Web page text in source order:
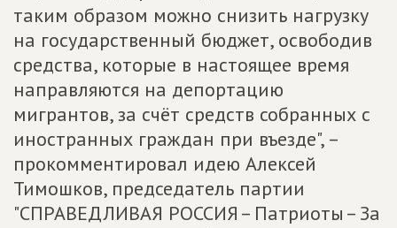
таким образом можно снизить нагрузку
на государственный бюджет, освободив
средства, которые в настоящее время
направляются на депортацию
мигрантов, за счёт средств собранных с
иностранных граждан при въезде", –
прокомментировал идею Алексей
Тимошков, председатель партии
"СПРАВЕДЛИВАЯ РОССИЯ – Патриоты – За